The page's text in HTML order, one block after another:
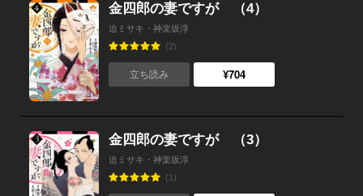
金四郎の妻ですが （4）
迫ミサキ・神楽坂淳
(2)
立ち読み ¥704
金四郎の妻ですが （3）
迫ミサキ・神楽坂淳
(1)